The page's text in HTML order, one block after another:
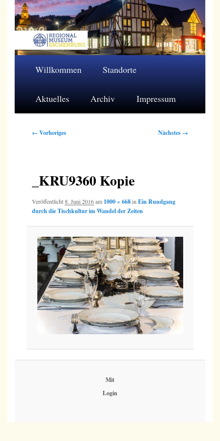
Zum
primären
Inhalt
Regionalmuseum Eschenburg e.V.
Willkommen Standorte
Aktuelles Archiv Impressum
Bilder-
← Vorheriges Nächstes →
_KRU9360 Kopie
Veröffentlicht8. Juni 2016am 1000 × 668in Ein Rundgang
durch die Tischkultur im Wandel der Zeiten
Mit
Login